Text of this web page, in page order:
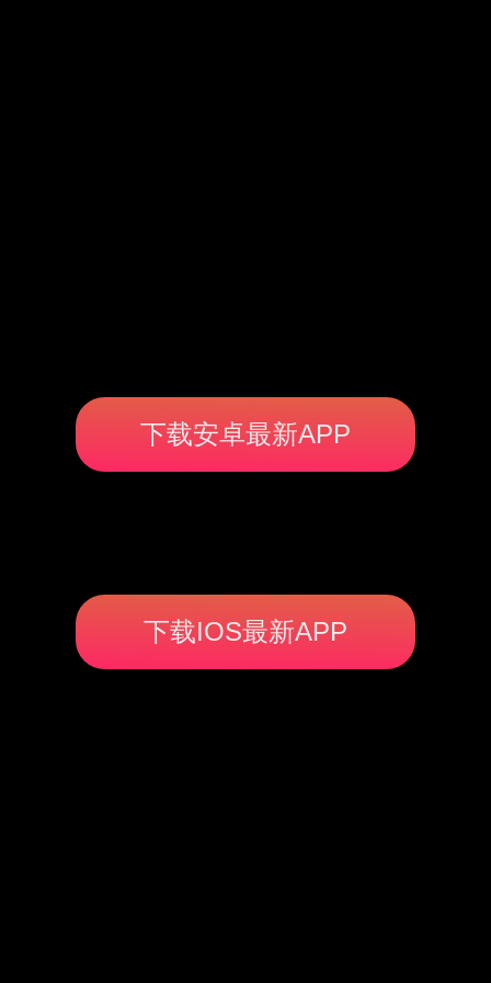
下载安卓最新APP
下载IOS最新APP